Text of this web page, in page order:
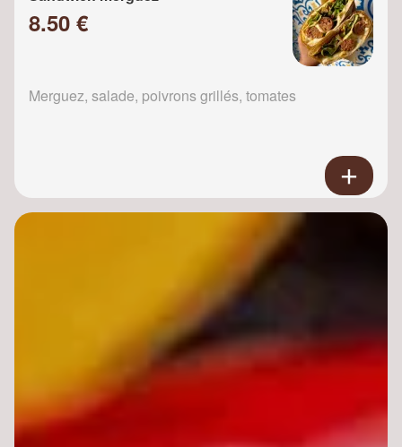
8.50 €
Merguez, salade, poivrons grillés, tomates